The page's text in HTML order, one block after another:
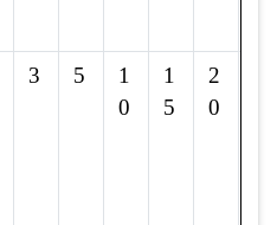
3 5
1
0
1
5
2
0